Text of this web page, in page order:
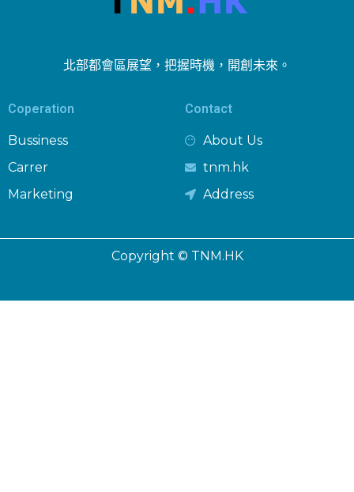
北部都會區展望，把握時機，開創未來。
Coperation
Bussiness
Carrer
Marketing
Contact
About Us
tnm.hk
Address
Copyright © TNM.HK